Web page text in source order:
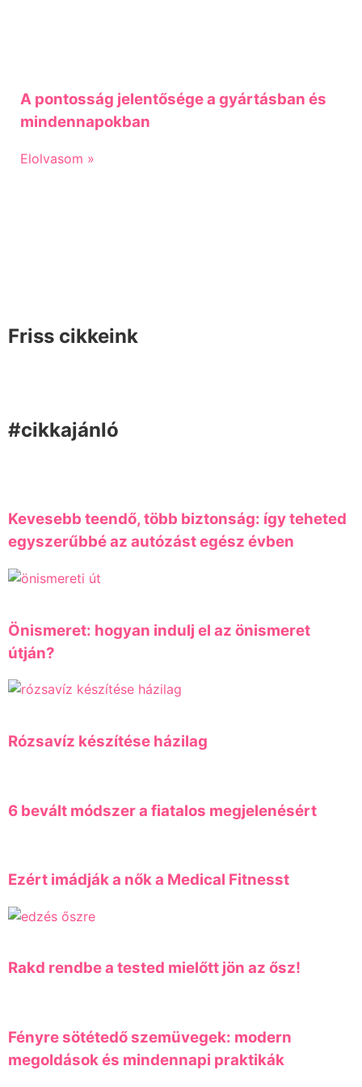
A pontosság jelentősége a gyártásban és
mindennapokban
Elolvasom »
Friss cikkeink
#cikkajánló
Kevesebb teendő, több biztonság: így teheted
egyszerűbbé az autózást egész évben
Önismeret: hogyan indulj el az önismeret
útján?
Rózsavíz készítése házilag
6 bevált módszer a fiatalos megjelenésért
Ezért imádják a nők a Medical Fitnesst
Rakd rendbe a tested mielőtt jön az ősz!
Fényre sötétedő szemüvegek: modern
megoldások és mindennapi praktikák